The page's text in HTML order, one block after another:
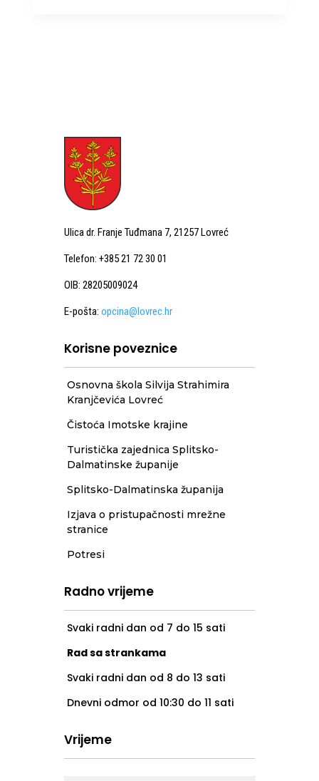
Ulica dr. Franje Tuđmana 7, 21257 Lovreć
Telefon: +385 21 72 30 01
OIB: 28205009024
E-pošta: opcina@lovrec.hr
Korisne poveznice
Osnovna škola Silvija Strahimira
Kranjčevića Lovreć
Čistoća Imotske krajine
Turistička zajednica Splitsko-
Dalmatinske županije
Splitsko-Dalmatinska županija
Izjava o pristupačnosti mrežne
stranice
Potresi
Radno vrijeme
Svaki radni dan od 7 do 15 sati
Rad sa strankama
Svaki radni dan od 8 do 13 sati
Dnevni odmor od 10:30 do 11 sati
Vrijeme